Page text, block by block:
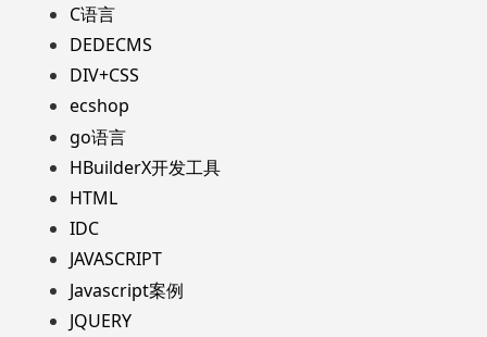
C语言
DEDECMS
DIV+CSS
ecshop
go语言
HBuilderX开发工具
HTML
IDC
JAVASCRIPT
Javascript案例
JQUERY